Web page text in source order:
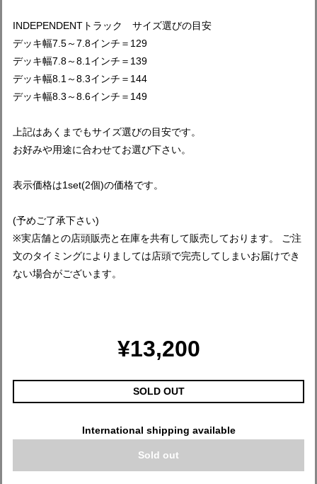
INDEPENDENTトラック サイズ選びの目安
デッキ幅7.5～7.8インチ＝129
デッキ幅7.8～8.1インチ＝139
デッキ幅8.1～8.3インチ＝144
デッキ幅8.3～8.6インチ＝149
上記はあくまでもサイズ選びの目安です。
お好みや用途に合わせてお選び下さい。
表示価格は1set(2個)の価格です。
(予めご了承下さい)
※実店舗との店頭販売と在庫を共有して販売しております。 ご注
文のタイミングによりましては店頭で完売してしまいお届けでき
ない場合がございます。
¥13,200
SOLD OUT
International shipping available
Sold out